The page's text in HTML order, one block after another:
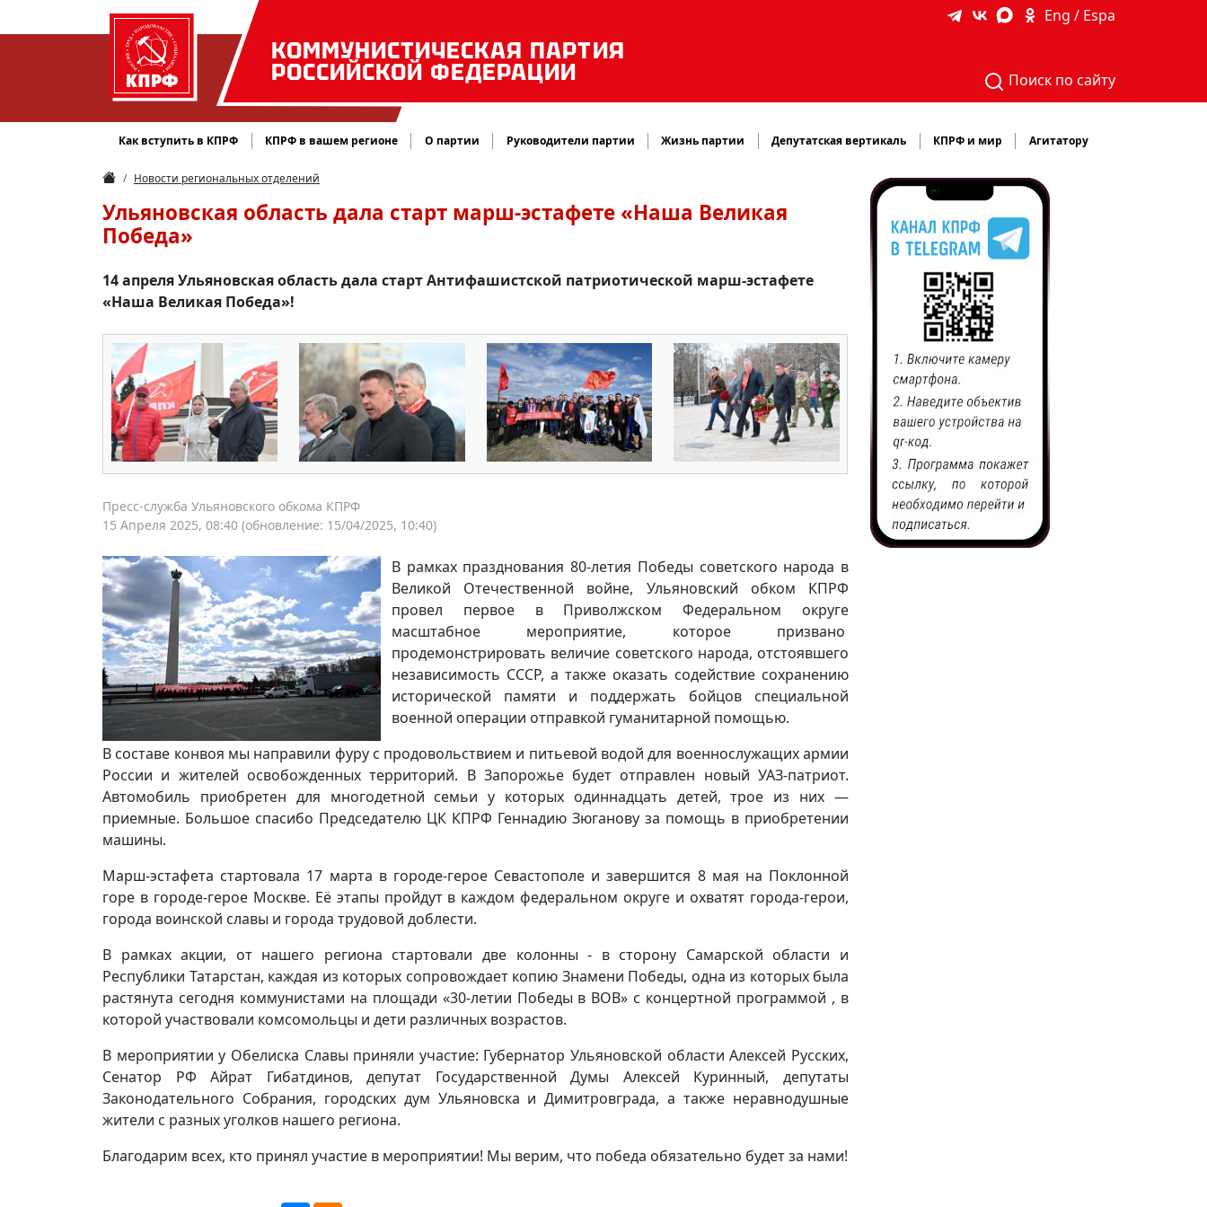
КОММУНИСТИЧЕСКАЯ ПАРТИЯ
РОССИЙСКОЙ ФЕДЕРАЦИИ
Eng / Espa
Поиск по сайту
Как вступить в КПРФ КПРФ в вашем регионе О партии Руководители партии Жизнь партии Депутатская вертикаль КПРФ и мир Агитатору
Новости региональных отделений
Ульяновская область дала старт марш-эстафете «Наша Великая
Победа»
14 апреля Ульяновская область дала старт Антифашистской патриотической марш-эстафете
«Наша Великая Победа»!
Пресс-служба Ульяновского обкома КПРФ
15 Апреля 2025, 08:40 (обновление: 15/04/2025, 10:40)
В рамках празднования 80-летия Победы советского народа в
Великой Отечественной войне, Ульяновский обком КПРФ
провел первое в Приволжском Федеральном округе
масштабное мероприятие, которое призвано
продемонстрировать величие советского народа, отстоявшего
независимость СССР, а также оказать содействие сохранению
исторической памяти и поддержать бойцов специальной
военной операции отправкой гуманитарной помощью.
В составе конвоя мы направили фуру с продовольствием и питьевой водой для военнослужащих армии
России и жителей освобожденных территорий. В Запорожье будет отправлен новый УАЗ-патриот.
Автомобиль приобретен для многодетной семьи у которых одиннадцать детей, трое из них —
приемные. Большое спасибо Председателю ЦК КПРФ Геннадию Зюганову за помощь в приобретении
машины.
Марш-эстафета стартовала 17 марта в городе-герое Севастополе и завершится 8 мая на Поклонной
горе в городе-герое Москве. Её этапы пройдут в каждом федеральном округе и охватят города-герои,
города воинской славы и города трудовой доблести.
В рамках акции, от нашего региона стартовали две колонны - в сторону Самарской области и
Республики Татарстан, каждая из которых сопровождает копию Знамени Победы, одна из которых была
растянута сегодня коммунистами на площади «30-летии Победы в ВОВ» с концертной программой , в
которой участвовали комсомольцы и дети различных возрастов.
В мероприятии у Обелиска Славы приняли участие: Губернатор Ульяновской области Алексей Русских,
Сенатор РФ Айрат Гибатдинов, депутат Государственной Думы Алексей Куринный, депутаты
Законодательного Собрания, городских дум Ульяновска и Димитровграда, а также неравнодушные
жители с разных уголков нашего региона.
Благодарим всех, кто принял участие в мероприятии! Мы верим, что победа обязательно будет за нами!